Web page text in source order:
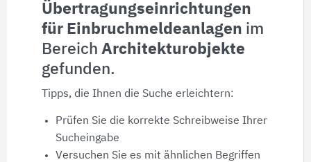
Produktdaten
Ausschreibungstexte
CAD-Details
Architekturobjekte
Übertragungseinrichtungen
für Einbruchmeldeanlagen im
Bereich Architekturobjekte
gefunden.
Tipps, die Ihnen die Suche erleichtern:
Prüfen Sie die korrekte Schreibweise Ihrer
Sucheingabe
Versuchen Sie es mit ähnlichen Begriffen